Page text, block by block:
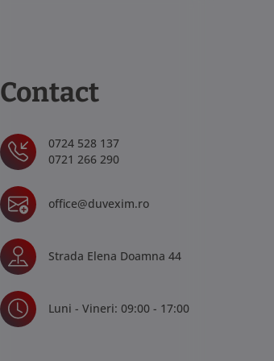
Contact
0724 528 137
0721 266 290
office@duvexim.ro
Strada Elena Doamna 44
Luni - Vineri: 09:00 - 17:00